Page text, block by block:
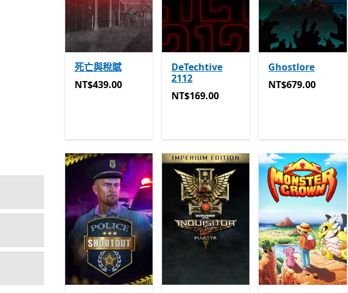
死亡與稅賦
NT$439.00
NT$439.00
DeTechtive
2112
NT$169.00
NT$169.00
Ghostlore
NT$679.00
NT$679.00